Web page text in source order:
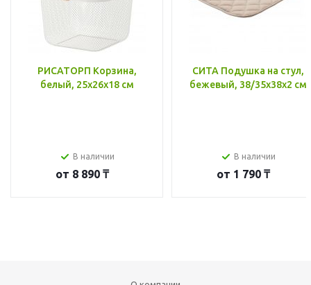
РИСАТОРП Корзина,
белый, 25x26x18 см
В наличии
от 8 890 ₸
СИТА Подушка на стул,
бежевый, 38/35x38x2 см
В наличии
от 1 790 ₸